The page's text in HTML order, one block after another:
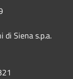
di Siena s.p.a.